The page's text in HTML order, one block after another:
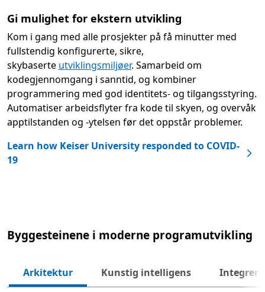
Gi mulighet for ekstern utvikling
Kom i gang med alle prosjekter på få minutter med
fullstendig konfigurerte, sikre,
skybaserte utviklingsmiljøer. Samarbeid om
kodegjennomgang i sanntid, og kombiner
programmering med god identitets- og tilgangsstyring.
Automatiser arbeidsflyter fra kode til skyen, og overvåk
apptilstanden og -ytelsen før det oppstår problemer.
Learn how Keiser University responded to COVID-
19
Byggesteinene i moderne programutvikling
Arkitektur Kunstig intelligens